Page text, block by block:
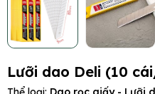
Lưỡi dao Deli (10